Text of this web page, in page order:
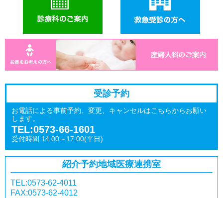
受診予約
お電話による事前予約、変更、キャンセルはこちらからお願い
します。
TEL:0573-66-1601
受付時間 14:00～17:00(平日)
紹介予約地域医療連携室
TEL:0573-62-4011
FAX:0573-62-4012